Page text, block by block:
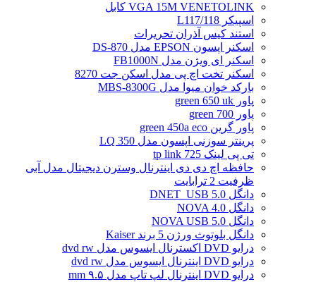
VGA 15M VENETOLINK کابل
اسپیکر L117/118
استند کیس آذران تحریرات
اسکنر اپسون EPSON مدل DS-870
اسکنر ای ویژن مدل FB1000N
اسکنر تخت اچ پی مدل اسکن جت 8270
بارکد خوان میوا مدل MBS-8300G
پاور green 650 uk
پاور green 700
پاور گرین green 450a eco
پرینتر سوزنی اپسون مدل LQ 350
تی پی لینک tp link 725
حافظه اچ دی دی اینترنال وسترن دیجیتال مدل آبی
ظرفیت 2 ترابایت
دانگل DNET_USB 5.0
دانگل NOVA 4.0
دانگل NOVA USB 5.0
دانگل بلوتوث ورژن 5 برند Kaiser
درایو DVD اکسترنال ایسوس مدل dvd rw
درایو DVD اینترنال ایسوس مدل dvd rw
درایو DVD اینترنال لپ تاپ مدل ۹.۵ mm